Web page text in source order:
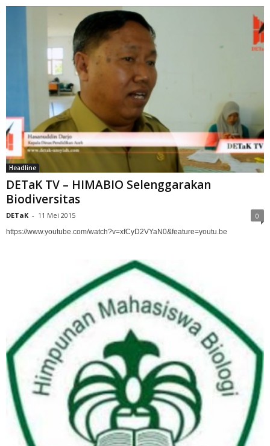
Headline
DETaK TV – HIMABIO Selenggarakan
Biodiversitas
DETaK - 11 Mei 2015 0
https://www.youtube.com/watch?v=xfCyD2VYaN0&feature=youtu.be